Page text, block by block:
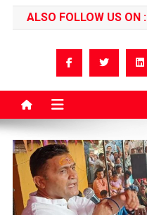
ALSO FOLLOW US ON :